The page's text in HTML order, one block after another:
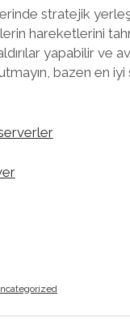
stratejik
hareketlerini
yapabilir ve
bazen en iyi